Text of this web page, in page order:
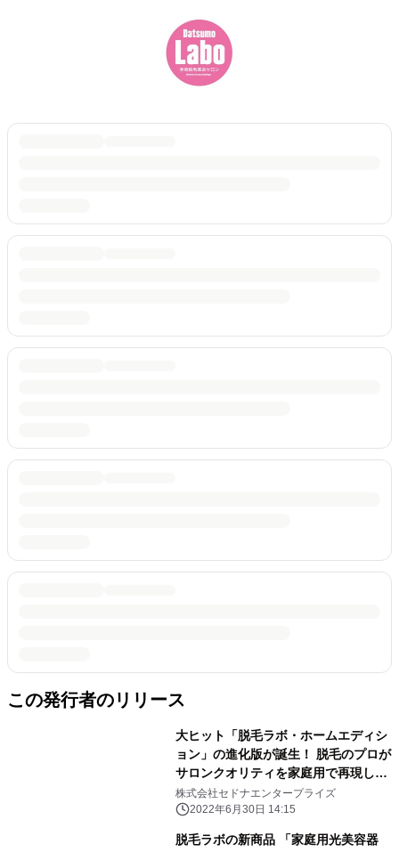
この発行者のリリース
大ヒット「脱毛ラボ・ホームエディシ
ョン」の進化版が誕生！ 脱毛のプロが
サロンクオリティを家庭用で再現し
た、 初代を超える「脱毛ラボ・ホーム
エディション2(セカンド)」 2022年
株式会社セドナエンタープライズ
2022年6月30日 14:15
脱毛ラボの新商品 「家庭用光美容器